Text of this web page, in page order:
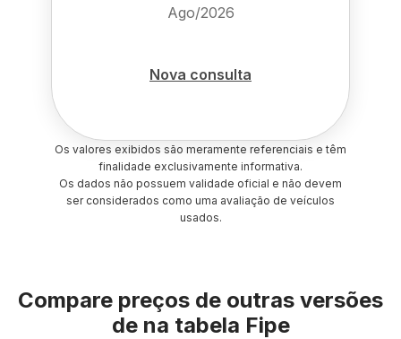
Ago/2026
Nova consulta
Os valores exibidos são meramente referenciais e têm
finalidade exclusivamente informativa.
Os dados não possuem validade oficial e não devem
ser considerados como uma avaliação de veículos
usados.
Compare preços de outras versões
de na tabela Fipe